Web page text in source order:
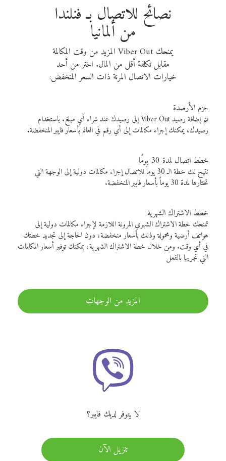
نصائح للاتصال بـ فنلندا
من ألمانيا
يمنحك Viber Out المزيد من وقت المكالمة
مقابل تكلفة أقل من المال. اختر من أحد
خيارات الاتصال المرنة ذات السعر المنخفض:
حزم الأرصدة
تتم إضافة رصيد Viber Out إلى رصيدك عند شراء أي مبلغ. باستخدام
رصيدك، يمكنك إجراء مكالمات إلى أي رقم في العالم بأسعار فايبر المنخفضة.
خطط اتصال لمدة 30 يومًا
تتيح لك خطة الـ 30 يوماً للاتصال إجراء مكالمات دولية إلى الوجهة التي
تختارها لمدة 30 يوماً بأسعار فايبر المنخفضة.
خطط الاشتراك الشهرية
تمنحك خطة الاشتراك الشهري المرونة اللازمة لإجراء مكالمات دولية إلى
هواتف أرضية ومحمولة وذلك بأسعار منخفضة، دون الحاجة إلى تجديد خطتك
في أي وقت. ومن خلال خطة الاشتراك الشهرية، يمكنك توفير أسعار المكالمات
التي تجريها بالفعل
المزيد من الوجهات
لا يتوفر لديك فايبر؟
تنزيل الآن